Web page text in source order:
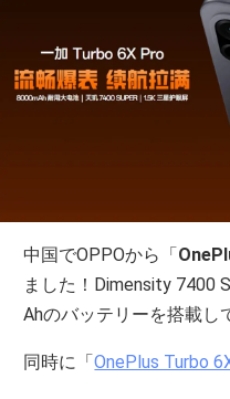
中国でOPPOから「
ました！Dimensity 7400
Ahのバッテリーを搭載し
同時に「OnePlus Turbo